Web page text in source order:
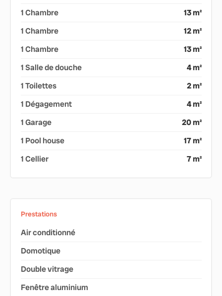
1 Chambre
13 m²
1 Chambre
12 m²
1 Chambre
13 m²
1 Salle de douche
4 m²
1 Toilettes
2 m²
1 Dégagement
4 m²
1 Garage
20 m²
1 Pool house
17 m²
1 Cellier
7 m²
Prestations
Air conditionné
Domotique
Double vitrage
Fenêtre aluminium